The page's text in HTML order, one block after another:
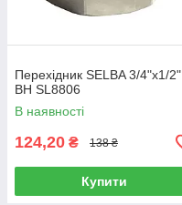
Перехідник SELBA 3/4"х1/2"
ВН SL8806
В наявності
124,20 ₴ 138 ₴
Купити